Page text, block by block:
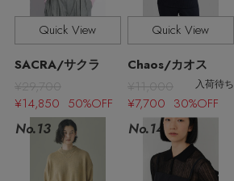
Quick View
SACRA/サクラ
¥29,700
¥14,850 50%OFF
Quick View
Chaos/カオス
¥11,000
入荷待ち
¥7,700 30%OFF
No.13 No.14